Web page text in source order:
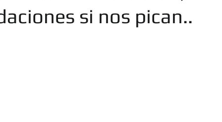
SERVICIOS
si nos pican..